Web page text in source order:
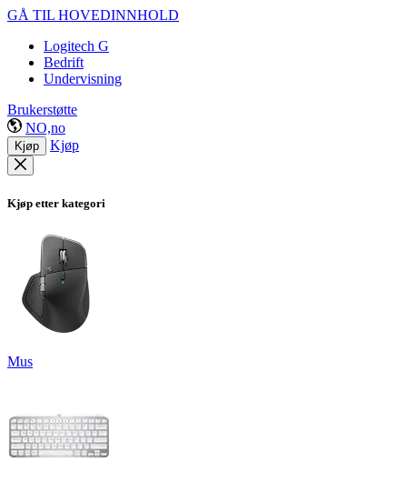
GÅ TIL HOVEDINNHOLD
Logitech G
Bedrift
Undervisning
Brukerstøtte
NO,no
Kjøp Kjøp
Kjøp etter kategori
Mus